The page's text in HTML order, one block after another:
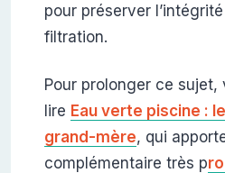
pour préserver
filtration.
Pour prolonger ce sujet,
lire Eau verte piscine :
grand-mère, qui
complémentaire très p